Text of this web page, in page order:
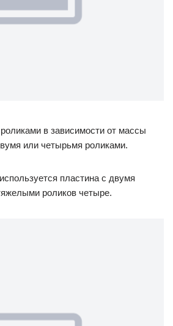
в зависимости от массы
или четырьмя роликами.
пластина с двумя
роликов четыре.